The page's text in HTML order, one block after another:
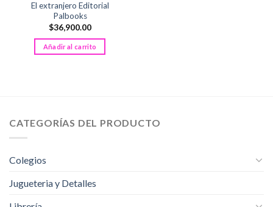
El extranjero Editorial
Palbooks
$36,900.00
Añadir al carrito
CATEGORÍAS DEL PRODUCTO
Colegios
Jugueteria y Detalles